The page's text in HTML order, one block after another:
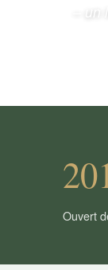
–
Ouvert